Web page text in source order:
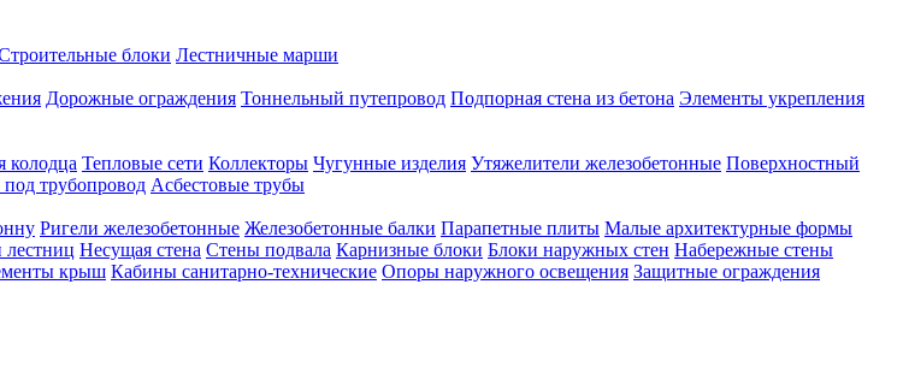
блоки Лестничные марши
Дорожные ограждения Тоннельный путепровод Подпорная стена из бетона Элементы укрепления
колодца Тепловые сети Коллекторы Чугунные изделия Утяжелители железобетонные Поверхностный
под трубопровод Асбестовые трубы
Ригели железобетонные Железобетонные балки Парапетные плиты Малые архитектурные формы
лестниц Несущая стена Стены подвала Карнизные блоки Блоки наружных стен Набережные стены
крыш Кабины санитарно-технические Опоры наружного освещения Защитные ограждения